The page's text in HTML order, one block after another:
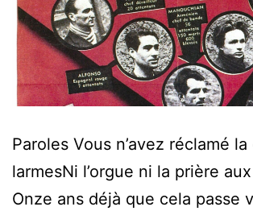
Paroles Vous n’avez réclamé
larmesNi l’orgue ni la prière
Onze ans déjà que cela passe